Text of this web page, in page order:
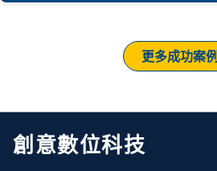
更多成功案例
創意數位科技